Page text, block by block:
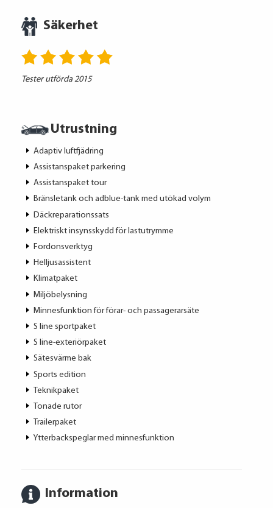
Utrustning
Adaptiv luftfjädring
Assistanspaket parkering
Assistanspaket tour
Bränsletank och adblue-tank med utökad volym
Däckreparationssats
Elektriskt insynsskydd för lastutrymme
Fordonsverktyg
Helljusassistent
Klimatpaket
Miljöbelysning
Minnesfunktion för förar- och passagerarsäte
S line sportpaket
S line-exteriörpaket
Sätesvärme bak
Sports edition
Teknikpaket
Tonade rutor
Trailerpaket
Ytterbackspeglar med minnesfunktion
Säkerhet
Tester utförda 2015
Information